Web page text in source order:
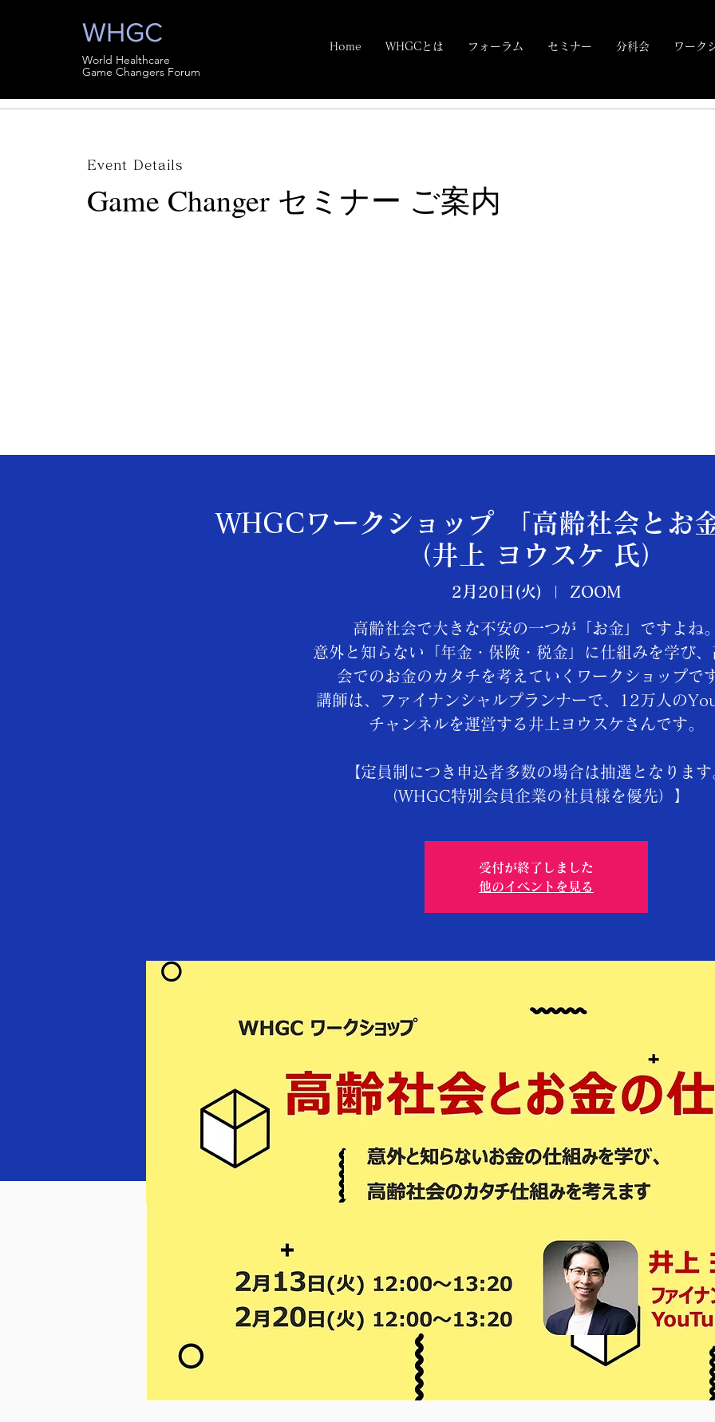
WHGC
World Healthcare
Game Changers Forum
Home WHGCとは フォーラム セミナー 分科会 ワーク
Event Details
Game Changer セミナー ご案内
WHGCワークショップ 「高齢社会とお
（井上 ヨウスケ 氏）
2月20日(火)
  |
ZOOM
高齢社会で大きな不安の一つが「お金」ですよね
意外と知らない「年金・保険・税金」に仕組みを学び
会でのお金のカタチを考えていくワークショップで
講師は、ファイナンシャルプランナーで、12万人の
チャンネルを運営する井上ヨウスケさんです。
【定員制につき申込者多数の場合は抽選となります
受付が終了しました
他のイベントを見る